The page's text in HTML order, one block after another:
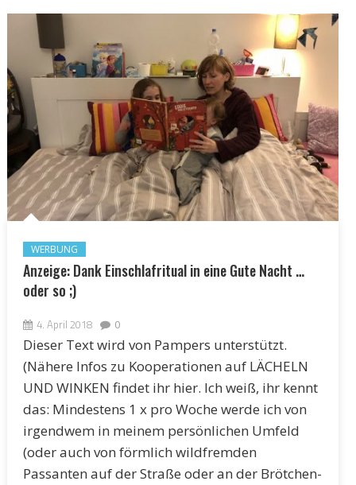
WERBUNG
Anzeige: Dank Einschlafritual in eine Gute Nacht …
oder so ;)
4. April 2018 0
Dieser Text wird von Pampers unterstützt.
(Nähere Infos zu Kooperationen auf LÄCHELN
UND WINKEN findet ihr hier. Ich weiß, ihr kennt
das: Mindestens 1 x pro Woche werde ich von
irgendwem in meinem persönlichen Umfeld
(oder auch von förmlich wildfremden
Passanten auf der Straße oder an der Brötchen-